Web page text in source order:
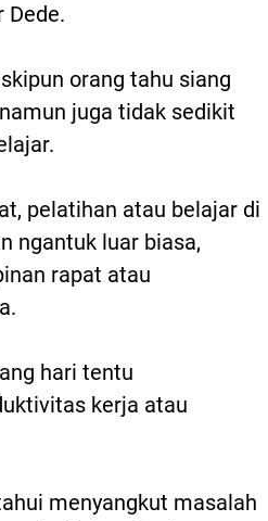
Dede.
orang tahu siang
juga tidak sedikit
pelatihan atau belajar di
ngantuk luar biasa,
rapat atau
hari tentu
kerja atau
menyangkut masalah